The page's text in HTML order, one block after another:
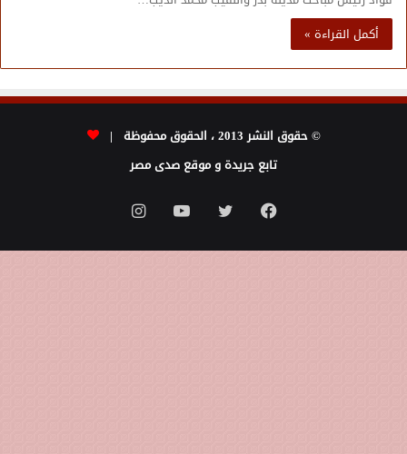
أكمل القراءة »
© حقوق النشر 2013 ، الحقوق محفوظة |
تابع جريدة و موقع صدى مصر
فيسبوك تويتر يوتيوبانستقرام